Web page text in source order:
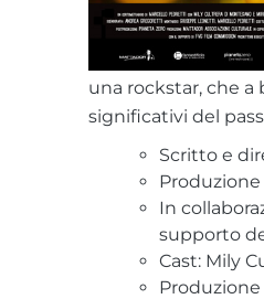
una rockstar, che a
significativi del
Scritto e
Produzione
In
supporto
Cast: Mily